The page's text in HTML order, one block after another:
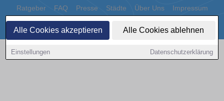
Alle Cookies akzeptieren Alle Cookies ablehnen
Einstellungen Datenschutzerklärung
Ratgeber FAQ Presse Städte Über Uns Impressum
Datenschutz Cookies
Copyright © 2000 - 2026 | 1A Infosysteme GmbH | Content by: 1a-sites-autos